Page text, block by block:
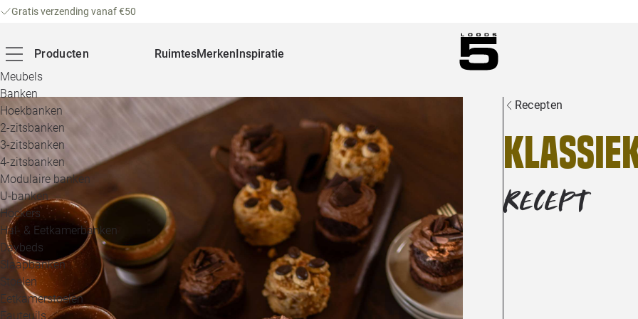
Gratis verzending vanaf €50
Producten
Meubels
Banken
Hoekbanken
2-zitsbanken
3-zitsbanken
4-zitsbanken
Modulaire banken
U-banken
Hockers
Hal- & Eetkamerbanken
Daybeds
Slaapbanken
Stoelen
Eetkamerstoelen
Fauteuils
RuimtesMerkenInspiratie
Recepten
RECEPT